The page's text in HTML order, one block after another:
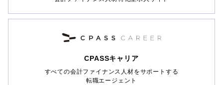
CPASSキャリア
すべての会計ファイナンス人材をサポートする
転職エージェント